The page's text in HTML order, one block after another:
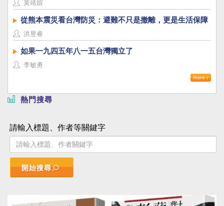
黃靖媗
從熊本震災看台灣防災：避難不只是撤離，更是生活保障
洪昱睿
如果一九四五年八一五台灣獨立了
李敏勇
熱門搜尋
請輸入標題、作者等關鍵字
開始搜尋